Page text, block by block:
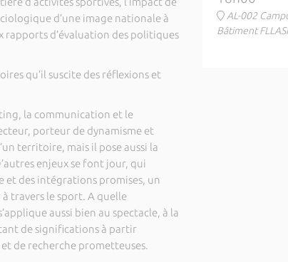
d’une image nationale à
rapports d’évaluation des politiques
qu’il suscite des réflexions et
la communication et le
porteur de dynamisme et
territoire, mais il pose aussi la
enjeux se font jour, qui
et des intégrations promises, un
travers le sport. A quelle
aussi bien au spectacle, à la
de significations à partir
et de recherche prometteuses.
AL-002
Bâtiment